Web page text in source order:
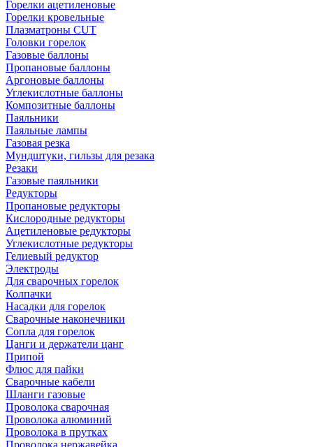
Горелки ацетиленовые
Горелки кровельные
Плазматроны CUT
Головки горелок
Газовые баллоны
Пропановые баллоны
Аргоновые баллоны
Углекислотные баллоны
Композитные баллоны
Паяльники
Паяльные лампы
Газовая резка
Мундштуки, гильзы для резака
Резаки
Газовые паяльники
Редукторы
Пропановые редукторы
Кислородные редукторы
Ацетиленовые редукторы
Углекислотные редукторы
Гелиевый редуктор
Электроды
Для сварочных горелок
Колпачки
Насадки для горелок
Сварочные наконечники
Сопла для горелок
Цанги и держатели цанг
Припой
Флюс для пайки
Сварочные кабели
Шланги газовые
Проволока сварочная
Проволока алюминий
Проволока в прутках
Проволока нержавейка